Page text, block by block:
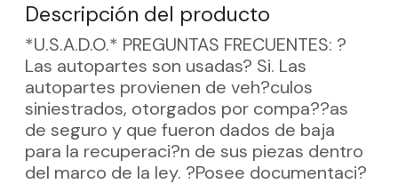
Descripción del producto
*U.S.A.D.O.* PREGUNTAS FRECUENTES: ?
Las autopartes son usadas? Si. Las
autopartes provienen de veh?culos
siniestrados, otorgados por compa??as
de seguro y que fueron dados de baja
para la recuperaci?n de sus piezas dentro
del marco de la ley. ?Posee documentaci?